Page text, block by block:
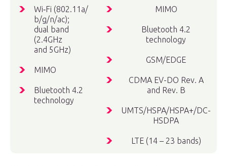
Wi‑Fi (802.11a/​
b/​g/​n/​ac);
dual band
(2.4GHz
and 5GHz)
MIMO
Bluetooth 4.2
technology
MIMO
Bluetooth 4.2
technology
GSM/EDGE
CDMA EV-DO Rev. A
and Rev. B
UMTS/HSPA/HSPA+/DC-
HSDPA
LTE (14 – 23 bands)